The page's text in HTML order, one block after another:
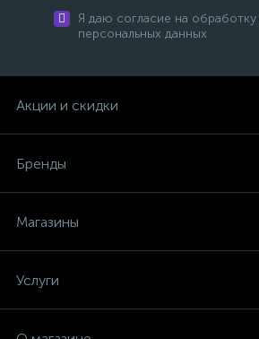
Я даю согласие на
персональных данных
Акции и скидки
Бренды
Магазины
Услуги